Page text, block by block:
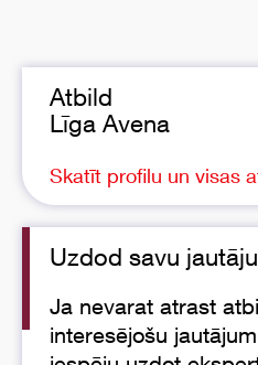
Atbild
Līga Avena
Skatīt profilu un visas
Uzdod savu
Ja nevarat atrast
interesējošu